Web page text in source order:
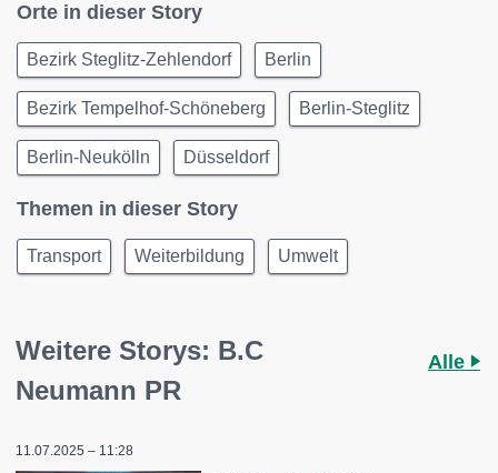
Orte in dieser Story
Bezirk Steglitz-Zehlendorf Berlin
Bezirk Tempelhof-Schöneberg Berlin-Steglitz
Berlin-Neukölln Düsseldorf
Themen in dieser Story
Transport Weiterbildung Umwelt
Weitere Storys: B.C
Neumann PR
Alle
11.07.2025 – 11:28